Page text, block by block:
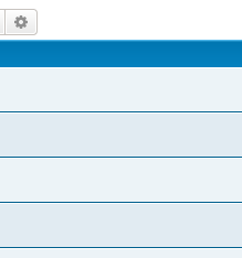
Szukaj